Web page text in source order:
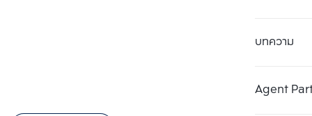
บทความ
Agent